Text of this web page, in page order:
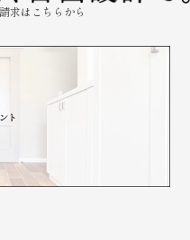
求はこちらから